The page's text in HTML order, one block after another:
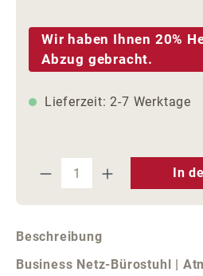
Wir haben Ihnen 20%
Abzug gebracht.
Lieferzeit: 2-7 Werktage
Produkt Anzahl: In
Beschreibung
Business Netz-Bürostuhl |